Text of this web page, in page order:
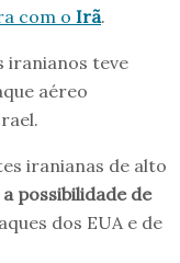
com o Irã.
iranianos teve
aéreo
iranianas de alto
possibilidade de
dos EUA e de